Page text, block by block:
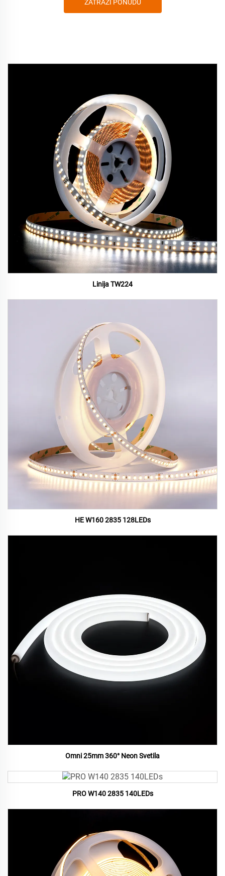
ZATRAŽI PONUDU
Linija TW224
HE W160 2835 128LEDs
Omni 25mm 360° Neon Svetila
PRO W140 2835 140LEDs